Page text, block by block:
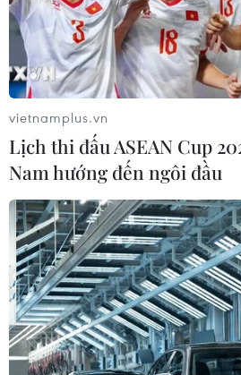
vietnamplus.vn
Lịch thi đấu ASEAN Cup
Nam hướng đến ngôi đầu